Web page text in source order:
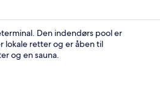
Den indendørs pool er
lokale retter og er åben til
og en sauna.